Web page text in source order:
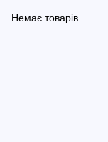
Немає товарів